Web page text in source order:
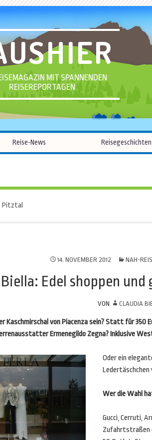
MIT SPANNENDEN
REISEREPORTAGEN
Reise-News Reisegeschichten
Pitztal
14. NOVEMBER 2012 NAH-
Biella: Edel shoppen
VON CLAUDIA
Kaschmirschal von Piacenza sein? Statt für 350
Ermenegildo Zegna? Inklusive
Oder ein
Ledertäschchen
Wer die Wahl
Gucci, Cerruti,
Zufahrtstraßen